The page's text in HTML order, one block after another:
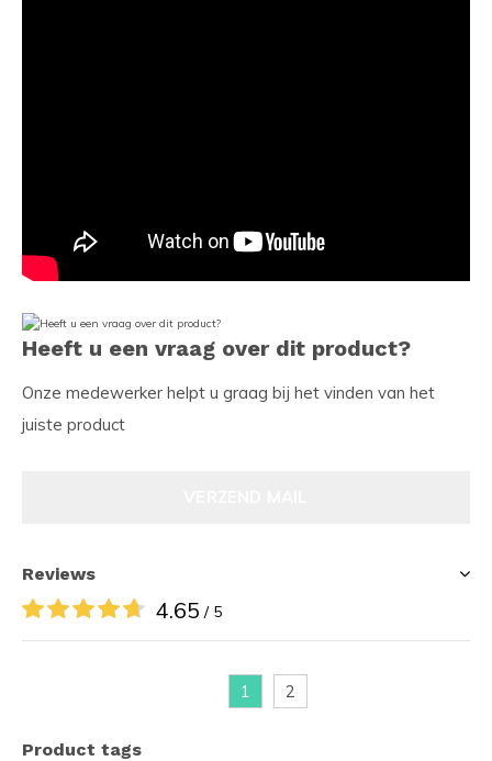
Heeft u een vraag over dit product?
Onze medewerker helpt u graag bij het vinden van het
juiste product
Reviews
4.65 / 5
1 2
Product tags